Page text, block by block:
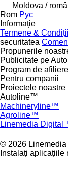
Moldova /
Rom Рус
Informaţie
Termene & Condiții
securitatea
Propunerile
Publicitate pe
Program de afiliere
Pentru companii
Proiectele noastre
Autoline™
Machineryline™
Agroline™
Linemedia Digital
© 2026 Linemedia
Instalați aplicațiile